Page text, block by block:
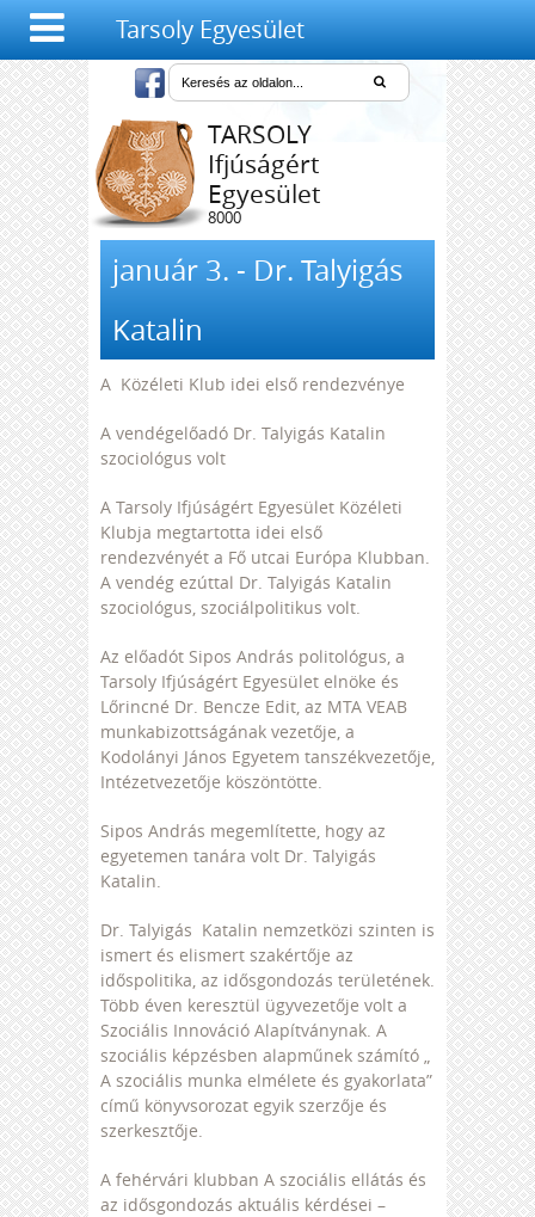
Tarsoly Egyesület
TARSOLY
Ifjúságért
Egyesület
8000
Székesfehérvár,
január 3. - Dr. Talyigás
Katalin
A Közéleti Klub idei első rendezvénye
A vendégelőadó Dr. Talyigás Katalin
szociológus volt
A Tarsoly Ifjúságért Egyesület Közéleti
Klubja megtartotta idei első
rendezvényét a Fő utcai Európa Klubban.
A vendég ezúttal Dr. Talyigás Katalin
szociológus, szociálpolitikus volt.
Az előadót Sipos András politológus, a
Tarsoly Ifjúságért Egyesület elnöke és
Lőrincné Dr. Bencze Edit, az MTA VEAB
munkabizottságának vezetője, a
Kodolányi János Egyetem tanszékvezetője,
Intézetvezetője köszöntötte.
Sipos András megemlítette, hogy az
egyetemen tanára volt Dr. Talyigás
Katalin.
Dr. Talyigás Katalin nemzetközi szinten is
ismert és elismert szakértője az
időspolitika, az idősgondozás területének.
Több éven keresztül ügyvezetője volt a
Szociális Innováció Alapítványnak. A
szociális képzésben alapműnek számító „
A szociális munka elmélete és gyakorlata”
című könyvsorozat egyik szerzője és
szerkesztője.
A fehérvári klubban A szociális ellátás és
az idősgondozás aktuális kérdései –